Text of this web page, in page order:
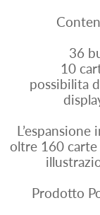
36
10
possibilita
oltre 160 carte
Prodotto